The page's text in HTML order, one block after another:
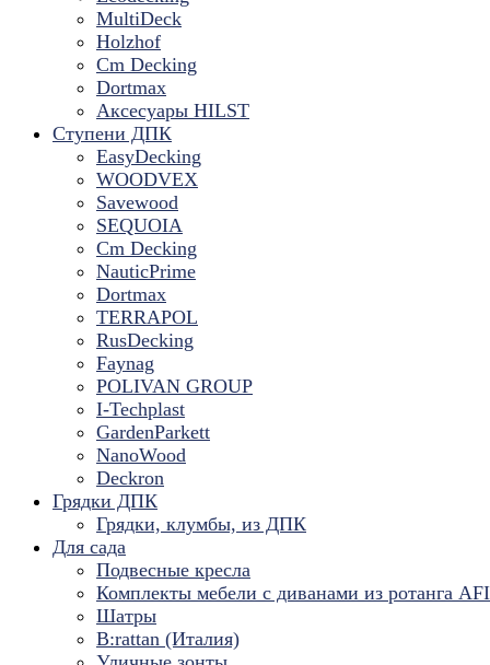
MultiDeck
Holzhof
Cm Decking
Dortmax
Аксесуары HILST
Ступени ДПК
EasyDecking
WOODVEX
Savewood
SEQUOIA
Cm Decking
NauticPrime
Dortmax
TERRAPOL
RusDecking
Faynag
POLIVAN GROUP
I-Techplast
GardenParkett
NanoWood
Deckron
Грядки ДПК
Грядки, клумбы, из ДПК
Для сада
Подвесные кресла
Комплекты мебели с диванами из ротанга
Шатры
B:rattan (Италия)